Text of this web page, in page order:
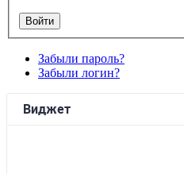
Забыли пароль?
Забыли логин?